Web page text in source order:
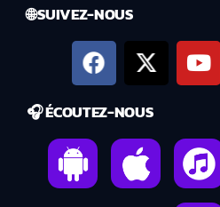
🌐 SUIVEZ-NOUS
🎧 ÉCOUTEZ-NOUS